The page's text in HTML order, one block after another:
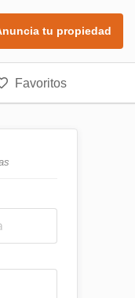
tu propiedad
Favoritos